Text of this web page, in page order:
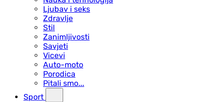
Ljubav i seks
Zdravlje
Stil
Zanimljivosti
Savjeti
Vicevi
Auto-moto
Porodica
Pitali smo...
Sport